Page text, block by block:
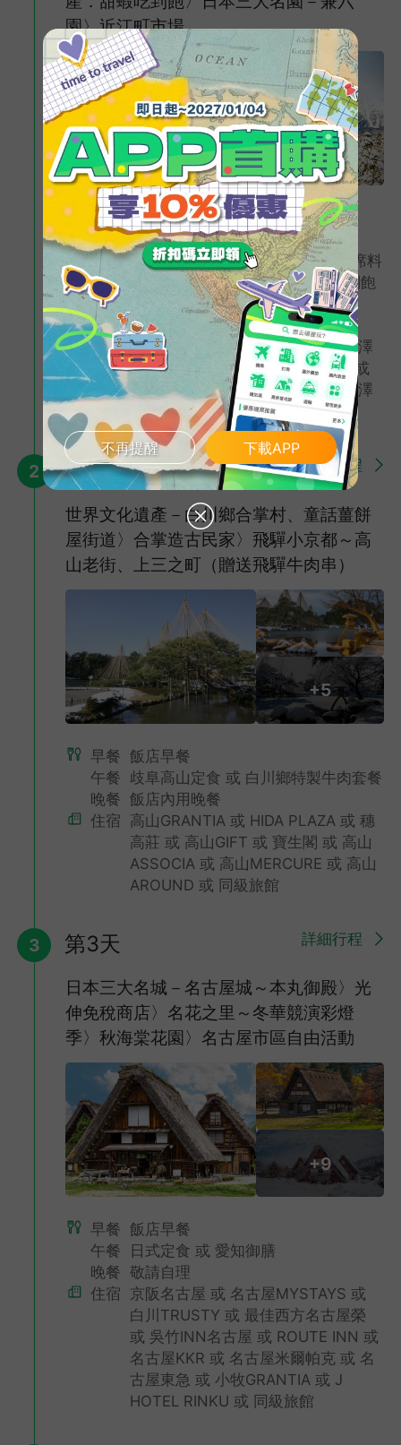
金澤兼六園－日本三大名園
位於石川縣金澤市，面積約11.7公頃。起源於17世紀中期加賀藩在
金澤城的外郭造營的藩庭，是江戶時代代表的池泉回遊式庭園。和
岡山市的後樂園、水戶市的偕樂園並稱《日本三大名園》。
三方五湖空中纜車、梅丈岳山頂公園
搭乘纜車體驗到空中賞景的樂趣，從山頂遠眺三方五湖及日本海若
峽灣，動人美景盡入眼簾，彷若人間仙境美不勝收。
位於名古屋市的中央，裝飾在城堡望樓天守閣屋脊上的金色獸頭瓦
最為有名；1959年重建天守閣，改為地下一層地上七層的鋼筋混
園〉近江町市場
早餐 機上簡餐
午餐
甜蝦吃到飽 或 北陸鄉土套餐
晚餐 飯店內用自助晚餐 或 飯店內用會席料
理 或 自助燒烤吃到飽 或 鍋物吃到飽
或 北陸旬彩御膳
住宿 富山東急 或 富山全日空 或 冰見
GRANTIA 或 金澤TORIFITO 或 金澤
東急 或 MYSTAYS金澤PREMIER 或
金澤WING 或 金澤AMANEK 或 金澤
國際 或 同級旅館
2 第2天 詳細行程
世界文化遺產－白川鄉合掌村、童話薑餅
屋街道〉合掌造古民家〉飛驒小京都～高
山老街、上三之町（贈送飛驒牛肉串）
+5
早餐 飯店早餐
午餐 歧阜高山定食 或 白川鄉特製牛肉套餐
晚餐 飯店內用晚餐
住宿 高山GRANTIA 或 HIDA PLAZA 或 穗
高莊 或 高山GIFT 或 寶生閣 或 高山
ASSOCIA 或 高山MERCURE 或 高山
AROUND 或 同級旅館
3 第3天 詳細行程
日本三大名城－名古屋城～本丸御殿〉光
伸免稅商店〉名花之里～冬華競演彩燈
季〉秋海棠花園〉名古屋市區自由活動
+9
早餐 飯店早餐
午餐
日式定食 或 愛知御膳
晚餐 敬請自理
住宿 京阪名古屋 或 名古屋MYSTAYS 或
白川TRUSTY 或 最佳西方名古屋榮
或 吳竹INN名古屋 或 ROUTE INN 或
名古屋KKR 或 名古屋米爾帕克 或 名
古屋東急 或 小牧GRANTIA 或 J
HOTEL RINKU 或 同級旅館
不再提醒 下載APP